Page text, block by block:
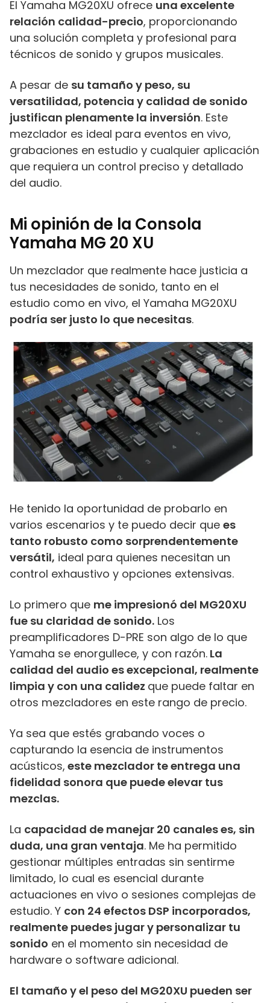
El Yamaha MG20XU ofrece una excelente
relación calidad-precio, proporcionando
una solución completa y profesional para
técnicos de sonido y grupos musicales.
A pesar de su tamaño y peso, su
versatilidad, potencia y calidad de sonido
justifican plenamente la inversión. Este
mezclador es ideal para eventos en vivo,
grabaciones en estudio y cualquier aplicación
que requiera un control preciso y detallado
del audio.
Mi opinión de la Consola
Yamaha MG 20 XU
Un mezclador que realmente hace justicia a
tus necesidades de sonido, tanto en el
estudio como en vivo, el Yamaha MG20XU
podría ser justo lo que necesitas.
He tenido la oportunidad de probarlo en
varios escenarios y te puedo decir que es
tanto robusto como sorprendentemente
versátil, ideal para quienes necesitan un
control exhaustivo y opciones extensivas.
Lo primero que me impresionó del MG20XU
fue su claridad de sonido. Los
preamplificadores D-PRE son algo de lo que
Yamaha se enorgullece, y con razón. La
calidad del audio es excepcional, realmente
limpia y con una calidez que puede faltar en
otros mezcladores en este rango de precio.
Ya sea que estés grabando voces o
capturando la esencia de instrumentos
acústicos, este mezclador te entrega una
fidelidad sonora que puede elevar tus
mezclas.
La capacidad de manejar 20 canales es, sin
duda, una gran ventaja. Me ha permitido
gestionar múltiples entradas sin sentirme
limitado, lo cual es esencial durante
actuaciones en vivo o sesiones complejas de
estudio. Y con 24 efectos DSP incorporados,
realmente puedes jugar y personalizar tu
sonido en el momento sin necesidad de
hardware o software adicional.
El tamaño y el peso del MG20XU pueden ser